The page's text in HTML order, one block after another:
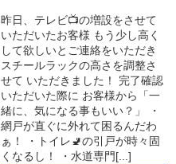
昨日、テレビ📺の増設をさせて
いただいたお客様 もう少し高く
して欲しいとご連絡をいただき
スチールラックの高さを調整さ
せて いただきました！ 完了確認
いただいた際に お客様から「一
緒に、気になる事もいい？」 ・
網戸が直ぐに外れて困るんだわ
ぁ！ ・トイレ🚽の引戸が時々固
くなるし！ ・水道専門[...]